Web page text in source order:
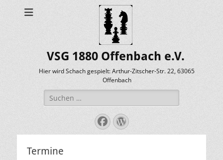
VSG 1880 Offenbach e.V.
Hier wird Schach gespielt: Arthur-Zitscher-Str. 22, 63065
Offenbach
Suche
nach:
Facebook
WordPress
Termine